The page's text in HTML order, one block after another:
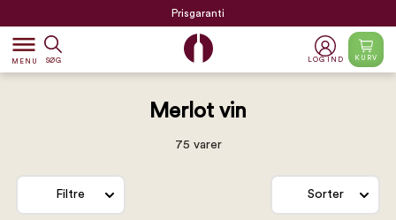
Prisgaranti
dehaze
MENU SØG LOG IND KURV
Merlot vin
75 varer
Filtre Sorter